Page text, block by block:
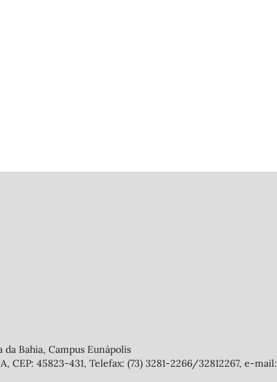
Bahia, Campus Eunápolis
CEP: 45823-431, Telefax: (73) 3281-2266/32812267, e-mail: